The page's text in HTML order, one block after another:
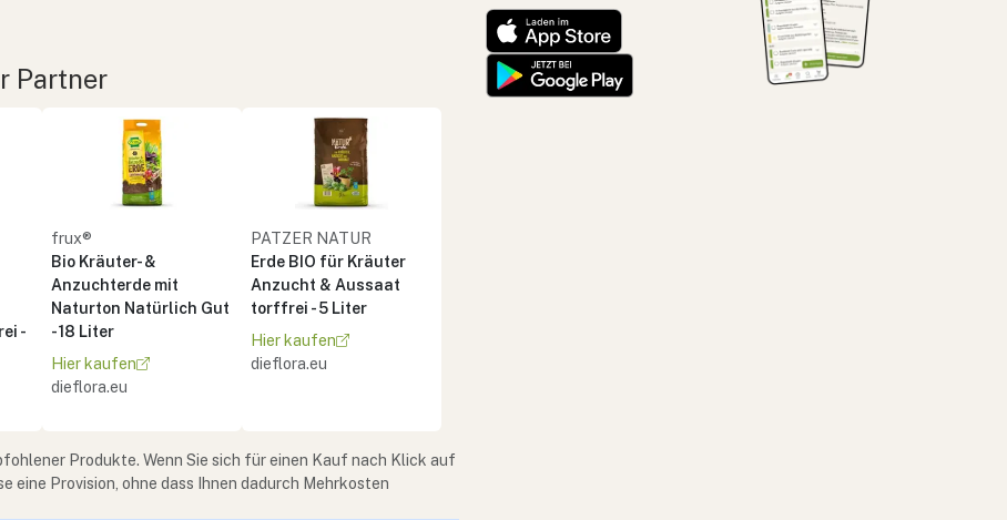
Partner
-
frux®
Bio Kräuter- &
Anzuchterde mit
Naturton Natürlich Gut
- 18 Liter
Hier kaufen
dieflora.eu
PATZER NATUR
Erde BIO für Kräuter
Anzucht & Aussaat
torffrei - 5 Liter
Hier kaufen
dieflora.eu
Produkte. Wenn Sie sich für einen Kauf nach Klick auf
eine Provision, ohne dass Ihnen dadurch Mehrkosten